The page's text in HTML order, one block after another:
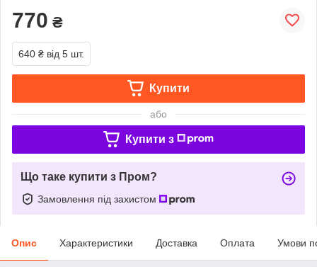
770 ₴
640 ₴ від 5 шт.
Купити
або
Купити з
Що таке купити з Пром?
Замовлення під захистом
Опис Характеристики Доставка Оплата Умови